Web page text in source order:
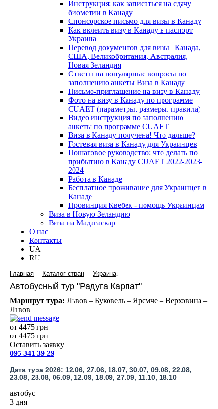
Инструкция: как записаться на сдачу
биометии в Канаду
Спонсорское письмо для визы в Канаду
Как вклеить визу в Канаду в паспорт
Украина
Перевод документов для визы | Канада,
США, Великобритания, Австралия,
Новая Зеландия
Ответы на популярные вопросы по
заполнению анкеты Виза в Канаду
Письмо-приглашение на визу в Канаду
Фото на визу в Канаду по программе
CUAET (параметры, размеры, правила)
Видео инструкция по заполнению
анкеты по программе CUAET
Виза в Канаду получена! Что дальше?
Гостевая виза в Канаду для Украинцев
Пошаговое руководство: что делать по
прибытию в Канаду CUAET 2022-2023-
2024
Работа в Канаде
Бесплатное проживание для Украинцев в
Канаде
Провинция Квебек - помощь Украинцам
Виза в Новую Зеландию
Виза на Мадагаскар
О нас
Контакты
UA
RU
Главная Каталог стран Украина↓
Автобусный тур "Радуга Карпат"
Маршрут тура: Львов – Буковель – Яремче – Верховина –
Львов
от 4475 грн
от 4475 грн
Оставить заявку
095 341 39 29
Дата тура 2026: 12.06, 27.06, 18.07, 30.07, 09.08, 22.08,
23.08, 28.08, 06.09, 12.09, 18.09, 27.09, 11.10, 18.10
автобус
3 дня